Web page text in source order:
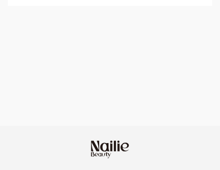
ふじみ野・鶴瀬・上福岡